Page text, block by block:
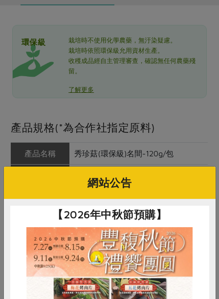
環保級
栽培時不使用化學農藥，無汙染疑慮。
栽培時依照環保級允用資材生產。
收穫成品經自主管理審查，確認無任何農藥殘
留。
了解更多
產品規格(*為合作社指定原料)
產品名稱 秀珍菇(環保級)名間-120g/包
名間鄉蔬菜產銷班第一班
產地/原產地 彰化芳苑
120公克/包
內容物 秀珍菇
保存條件 冷藏
產品說明
秀珍菇質地細緻纖維少，味道鮮美，
網站公告
【2026年中秋節預購】